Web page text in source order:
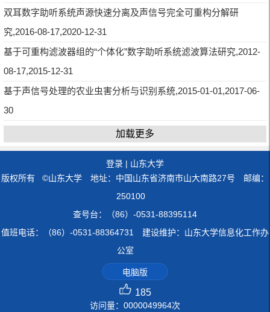
双耳数字助听系统声源快速分离及声信号完全可重构分解研
究,2016-08-17,2020-12-31
基于可重构滤波器组的“个体化”数字助听系统滤波算法研究,2012-
08-17,2015-12-31
基于声信号处理的农业虫害分析与识别系统,2015-01-01,2017-06-
30
加载更多
登录 | 山东大学
版权所有 ©山东大学 地址：中国山东省济南市山大南路27号 邮编：
250100
查号台：（86）-0531-88395114
值班电话：（86）-0531-88364731 建设维护：山东大学信息化工作办
公室
电脑版
185
访问量： 0000049964次